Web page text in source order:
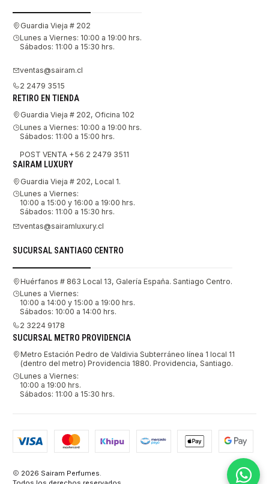
Guardia Vieja # 202
Lunes a Viernes: 10:00 a 19:00 hrs.
Sábados: 11:00 a 15:30 hrs.
ventas@sairam.cl
2 2479 3515
RETIRO EN TIENDA
Guardia Vieja # 202, Oficina 102
Lunes a Viernes: 10:00 a 19:00 hrs.
Sábados: 11:00 a 15:00 hrs.
POST VENTA +56 2 2479 3511
SAIRAM LUXURY
Guardia Vieja # 202, Local 1.
Lunes a Viernes:
10:00 a 15:00 y 16:00 a 19:00 hrs.
Sábados: 11:00 a 15:30 hrs.
ventas@sairamluxury.cl
SUCURSAL SANTIAGO CENTRO
Huérfanos # 863 Local 13, Galería España. Santiago Centro.
Lunes a Viernes:
10:00 a 14:00 y 15:00 a 19:00 hrs.
Sábados: 10:00 a 14:00 hrs.
2 3224 9178
SUCURSAL METRO PROVIDENCIA
Metro Estación Pedro de Valdivia Subterráneo línea 1 local 11
(dentro del metro) Providencia 1880. Providencia, Santiago.
Lunes a Viernes:
10:00 a 19:00 hrs.
Sábados: 11:00 a 15:30 hrs.
2026 Sairam Perfumes.